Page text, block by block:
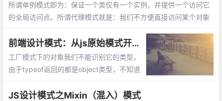
所谓单例模式即为：保证一个类仅有一个实例，并提供一个访问它
的全局访问点。所谓代理模式就是：我们不方便直接访问某个对象
我们实际上访问的是代理对象。
前端设计模式：从js原始模式开始，去理解Js工厂模式和构造函数模式
工厂模式下的对象我们不能识别它的类型，
由于typeof返回的都是object类型，不知道
创建一个独立的person的对象，会造成代码
JS设计模式之Mixin（混入）模式